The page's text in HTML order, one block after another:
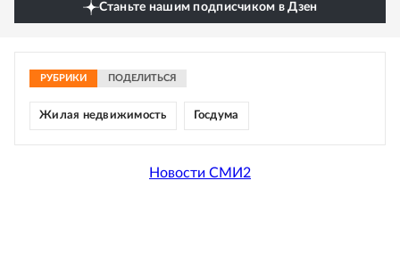
Станьте нашим подписчиком в Дзен
РУБРИКИ ПОДЕЛИТЬСЯ
Жилая недвижимость Госдума
Новости СМИ2